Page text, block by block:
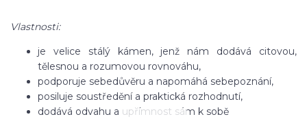
Vlastnosti:
je velice stálý kámen, jenž nám dodává citovou,
tělesnou a rozumovou rovnováhu,
podporuje sebedůvěru a napomáhá sebepoznání,
posiluje soustředění a praktická rozhodnutí,
dodává odvahu a upřímnost sám k sobě